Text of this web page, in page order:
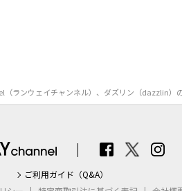
（ランウェイチャンネル）、ダズリン（dazzlin）
ご利用ガイド（Q&A）